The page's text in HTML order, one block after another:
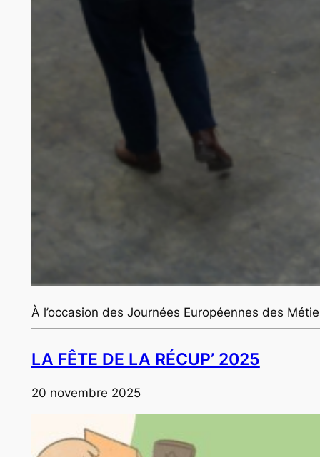
À l’occasion des Journées Européennes des
LA FÊTE DE LA RÉCUP’ 2025
20 novembre 2025